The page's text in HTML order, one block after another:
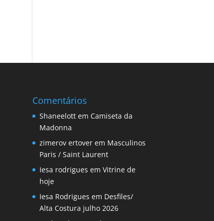
Comentários
Shaneelott em Camiseta da
Madonna
zimerov ertover em Masculinos
Paris / Saint Laurent
Iesa rodrigues emVitrine de
hoje
Iesa Rodrigues em Desfiles/
Alta Costura julho 2026